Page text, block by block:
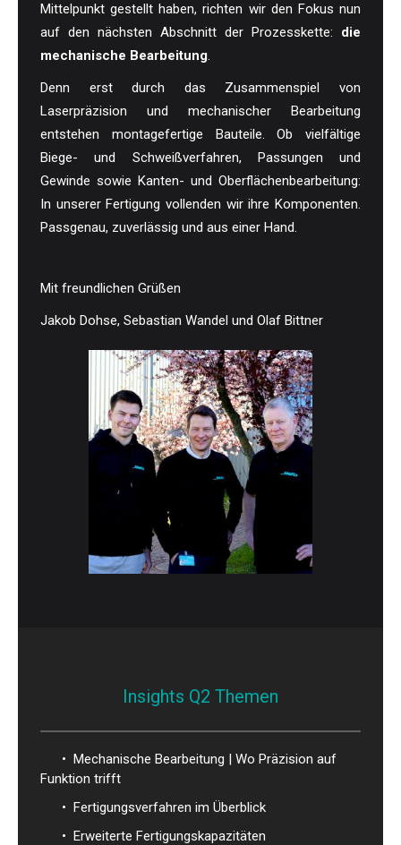
Mittelpunkt gestellt haben, richten wir den Fokus nun
auf den nächsten Abschnitt der Prozesskette: die
mechanische Bearbeitung.
Denn erst durch das Zusammenspiel von
Laserpräzision und mechanischer Bearbeitung
entstehen montagefertige Bauteile. Ob vielfältige
Biege- und Schweißverfahren, Passungen und
Gewinde sowie Kanten- und Oberflächenbearbeitung:
In unserer Fertigung vollenden wir ihre Komponenten.
Passgenau, zuverlässig und aus einer Hand.
Mit freundlichen Grüßen
Jakob Dohse, Sebastian Wandel und Olaf Bittner
Insights Q2 Themen
• Mechanische Bearbeitung | Wo Präzision auf
Funktion trifft
• Fertigungsverfahren im Überblick
• Erweiterte Fertigungskapazitäten